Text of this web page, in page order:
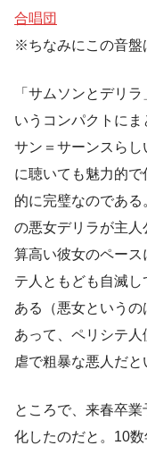
合唱団
※ちなみにこの音盤
「サムソンとデリ
いうコンパクトに
サン＝サーンスらし
に聴いても魅力的
的に完璧なのであ
の悪女デリラが主
算高い彼女のペー
テ人ともども自滅
ある（悪女という
あって、ペリシテ
虐で粗暴な悪人だと
ところで、来春卒
化したのだと。10